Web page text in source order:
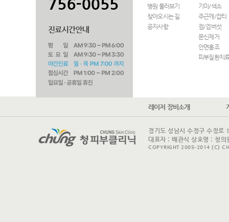
병원 둘러보기
찾아오시는 길
공지사항
기미/색소
주근깨/잡티
점/검버섯
문신제거
안면홍조
피부질환치
레이저 장비소개
경기도 성남시 수정구 수정
대표자 : 배관식 상호명 : 청
COPYRIGHT 2005-2014 (C)